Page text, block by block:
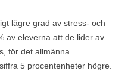
lägre grad av stress- och
av eleverna att de lider av
för det allmänna
5 procentenheter högre.